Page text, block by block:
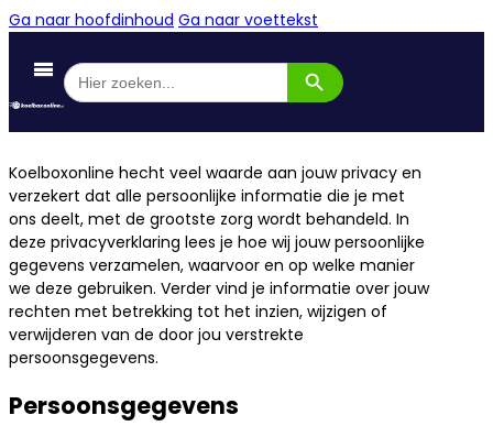
Ga naar hoofdinhoud Ga naar voettekst
Zoek
naar:
Zoekknop
Koelboxonline hecht veel waarde aan jouw privacy en
verzekert dat alle persoonlijke informatie die je met
ons deelt, met de grootste zorg wordt behandeld. In
deze privacyverklaring lees je hoe wij jouw persoonlijke
gegevens verzamelen, waarvoor en op welke manier
we deze gebruiken. Verder vind je informatie over jouw
rechten met betrekking tot het inzien, wijzigen of
verwijderen van de door jou verstrekte
persoonsgegevens.
Persoonsgegevens